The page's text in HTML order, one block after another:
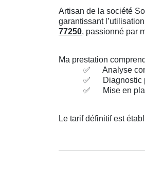
Artisan de la société
garantissant
77250, passionné par
Ma prestation
✅
Analyse
✅
Diagnostic
✅
Mise en
Le tarif définitif est